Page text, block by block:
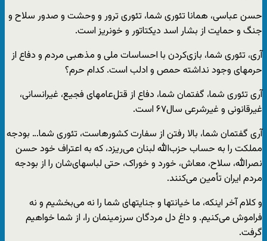
حسن عباسی، همانا تئوری شما، تئوری ترور و وحشت و صدور سلاح و
جنگ و حمایت از بشار اسد دیکتاتور و خونریز است.
آری، تئوری شما، بازی‌کردن با احساسات ملی و مذهبی مردم و دفاع از
حرمهای وجود نداشته حمص و ادلب است. کدام حرم؟
آری تئوری شما، گفتمان شما، دفاع از قتل‌عامهای فجیع، غیرانسانی،
غیرقانونی و غیرشرعی سال۶۷ است.
آری گفتمان شما، بالا رفتن از سفارت کشورهاست، تئوری شما… بودجه
مملکت را به حساب حزب‌الله لبنان می‌ریزد، که به اعتراف خود حسن
نصرالله، سلاح، معاش، خورد و خوراک، حتی لباسهای‌شان را از بودجه
مردم ایران تأمین می‌کنند.
و کلام آخر اینکه، ما خیانتها و جنایتهای شما را نه می‌بخشیم و نه
فراموش می‌کنیم. و داغ دل مردگان سرزمینمان را، از شما خواهیم
گرفت.